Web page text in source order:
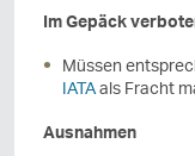
Im Gepäck
Müssen
IATAals Fracht
Ausnahmen